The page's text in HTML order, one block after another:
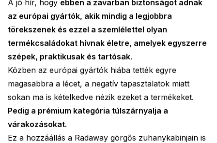
A jó hír, hogy ebben a zavarban biztonságot adnak
az európai gyártók, akik mindig a legjobbra
törekszenek és ezzel a szemlélettel olyan
termékcsaládokat hívnak életre, amelyek egyszerre
szépek, praktikusak és tartósak.
Közben az európai gyártók hiába tették egyre
magasabbra a lécet, a negatív tapasztalatok miatt
sokan ma is kételkedve nézik ezeket a termékeket.
Pedig a prémium kategória túlszárnyalja a
várakozásokat.
Ez a hozzáállás a Radaway görgős zuhanykabinjain is